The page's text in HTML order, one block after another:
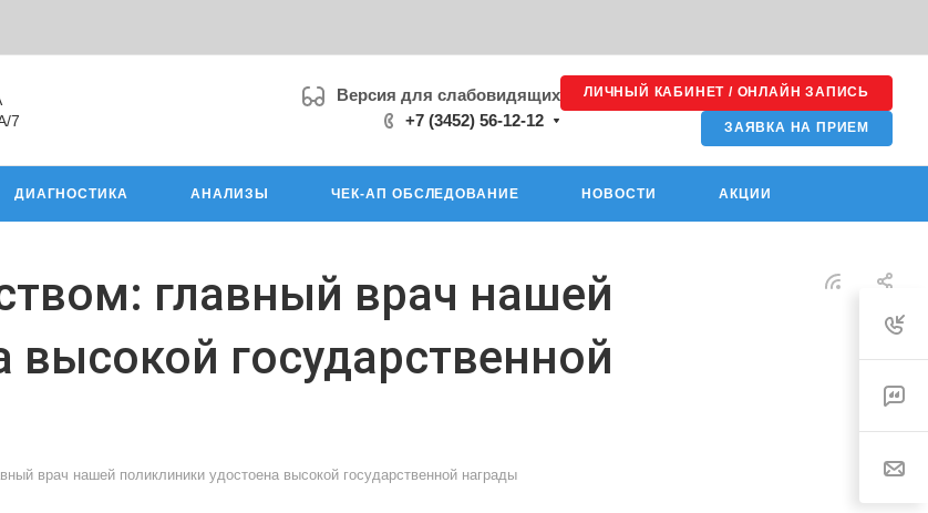
7
Версия для слабовидящих
+7 (3452) 56-12-12
ЛИЧНЫЙ КАБИНЕТ / ОНЛАЙН ЗАПИСЬ
ЗАЯВКА НА ПРИЕМ
ДИАГНОСТИКА АНАЛИЗЫ ЧЕК-АП ОБСЛЕДОВАНИЕ НОВОСТИ АКЦИИ
главный врач нашей
высокой государственной
врач нашей поликлиники удостоена высокой государственной награды